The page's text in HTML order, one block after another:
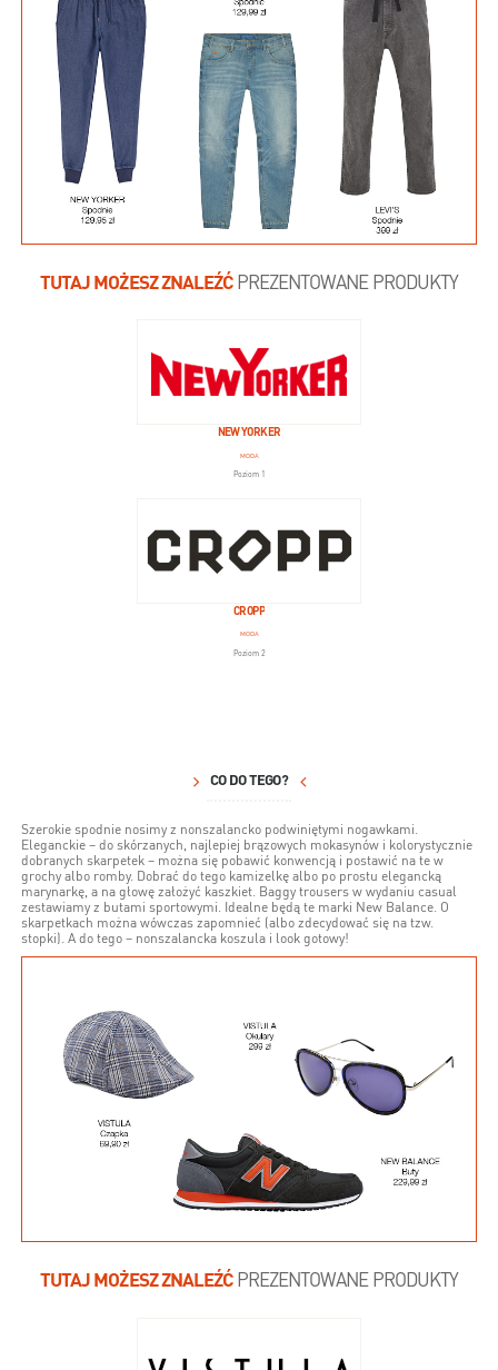
TUTAJ MOŻESZ ZNALEŹĆPREZENTOWANE PRODUKTY
NEW YORKER
MODA
Poziom 1
CROPP
MODA
Poziom 2
CO DO TEGO?
Szerokie spodnie nosimy z nonszalancko podwiniętymi nogawkami.
Eleganckie – do skórzanych, najlepiej brązowych mokasynów i kolorystycznie
dobranych skarpetek – można się pobawić konwencją i postawić na te w
grochy albo romby. Dobrać do tego kamizelkę albo po prostu elegancką
marynarkę, a na głowę założyć kaszkiet. Baggy trousers w wydaniu casual
zestawiamy z butami sportowymi. Idealne będą te marki New Balance. O
skarpetkach można wówczas zapomnieć (albo zdecydować się na tzw.
stopki). A do tego – nonszalancka koszula i look gotowy!
TUTAJ MOŻESZ ZNALEŹĆPREZENTOWANE PRODUKTY